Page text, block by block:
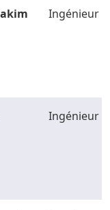
Ingénieur
Ingénieur